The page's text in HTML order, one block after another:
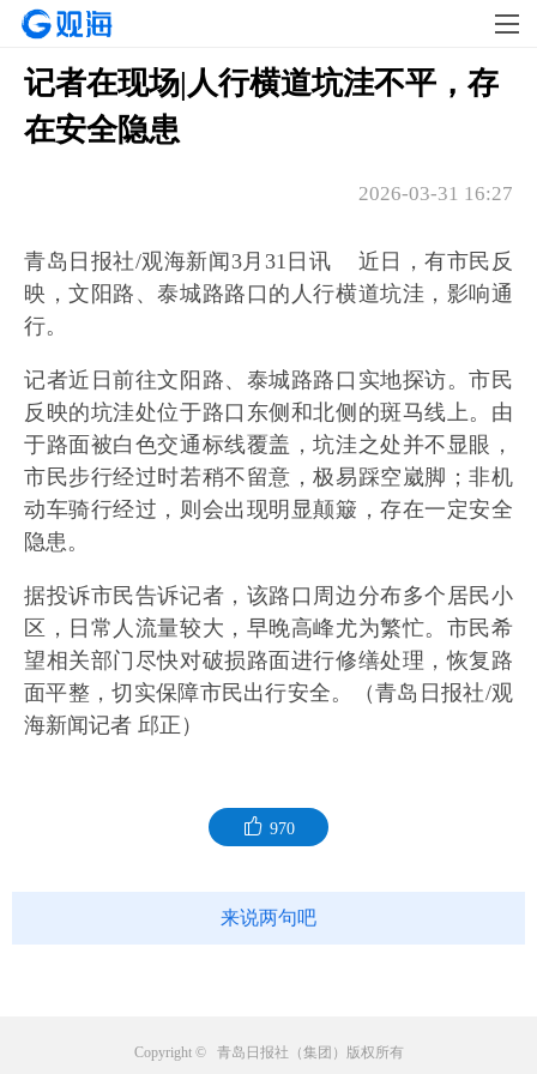
记者在现场|人行横道坑洼不平，存
在安全隐患
2026-03-31 16:27
青岛日报社/观海新闻3月31日讯 近日，有市民反
映，文阳路、泰城路路口的人行横道坑洼，影响通
行。
记者近日前往文阳路、泰城路路口实地探访。市民
反映的坑洼处位于路口东侧和北侧的斑马线上。由
于路面被白色交通标线覆盖，坑洼之处并不显眼，
市民步行经过时若稍不留意，极易踩空崴脚；非机
动车骑行经过，则会出现明显颠簸，存在一定安全
隐患。
据投诉市民告诉记者，该路口周边分布多个居民小
区，日常人流量较大，早晚高峰尤为繁忙。市民希
望相关部门尽快对破损路面进行修缮处理，恢复路
面平整，切实保障市民出行安全。（青岛日报社/观
海新闻记者 邱正）
970
来说两句吧
Copyright © 青岛日报社（集团）版权所有